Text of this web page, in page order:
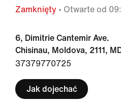
Zamknięty • Otwarte od
6, Dimitrie Cantemir Ave.
Chisinau, Moldova, 2111,
37379770725
Jak dojechać